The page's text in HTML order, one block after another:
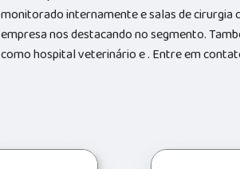
monitorado internamente e salas de cirurgia
empresa nos destacando no segmento.
como hospital veterinário e . Entre em